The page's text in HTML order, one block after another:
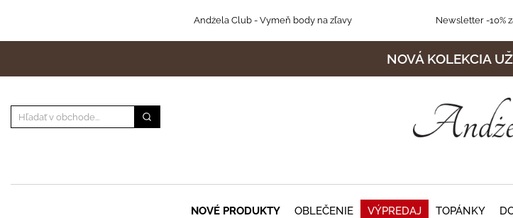
Andżela Club- Vymeň body na zľavy Newsletter -10%
NOVÁ KOLEKCIA
NOVÉ PRODUKTY OBLEČENIE VÝPREDAJ TOPÁNKY